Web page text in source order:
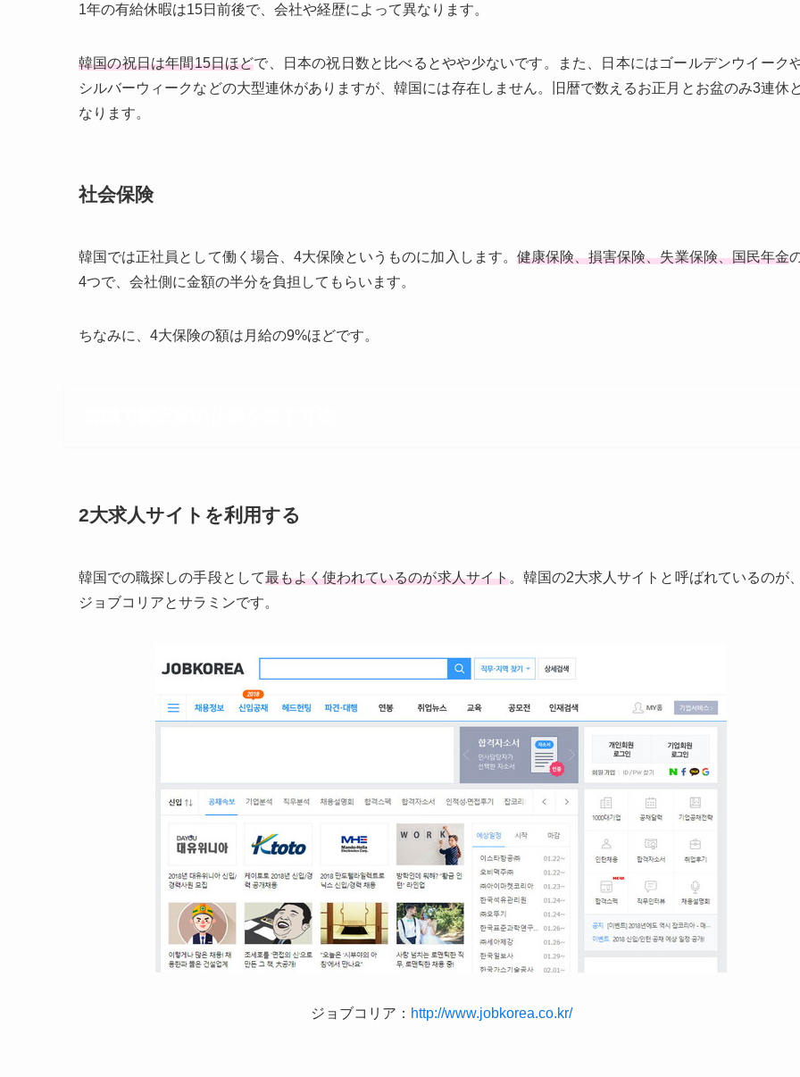
1年の有給休暇は15日前後で、会社や経歴によって異なります。
韓国の祝日は年間15日ほどで、日本の祝日数と比べるとやや少ないです。また、日本にはゴールデンウイーク
シルバーウィークなどの大型連休がありますが、韓国には存在しません。旧暦で数えるお正月とお盆のみ3連休
なります。
社会保険
韓国では正社員として働く場合、4大保険というものに加入します。 健康保険、損害保険、失業保険、国民年金
4つで、会社側に金額の半分を負担してもらいます。
ちなみに、4大保険の額は月給の9%ほどです。
2大求人サイトを利用する
韓国での職探しの手段として最もよく使われているのが求人サイト。韓国の2大求人サイトと呼ばれているのが
ジョブコリアとサラミンです。
ジョブコリア： http://www.jobkorea.co.kr/